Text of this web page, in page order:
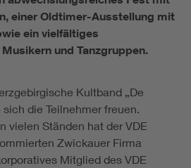
einer Oldtimer-Ausstellung mit
ein vielfältiges
und Tanzgruppen.
Kultband „De
die Teilnehmer freuen.
vielen Ständen hat der VDE
Zwickauer Firma
Mitglied des VDE